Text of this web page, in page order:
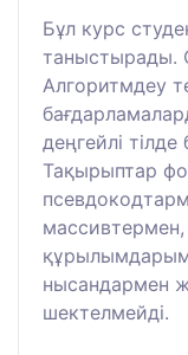
Бұл курс
таныстырады.
Алгоритмдеу
деңгейлі тілде
Тақырыптар
нысандармен
шектелмейді.